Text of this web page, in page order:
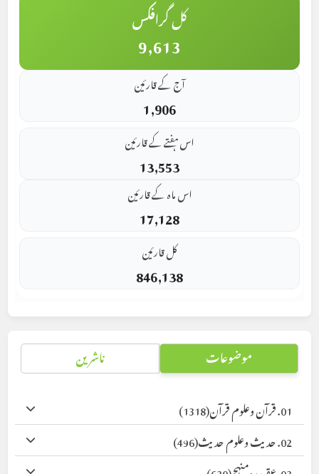
کل گرافکس
9,613
آج کے قارئین
1,906
اس ہفتے کے قارئین
13,553
اس ماہ کے قارئین
17,128
کل قارئین
846,138
موضوعات ناشرین
01. قرآن وعلوم قرآن
(1318)
02. حدیث وعلوم حدیث
(496)